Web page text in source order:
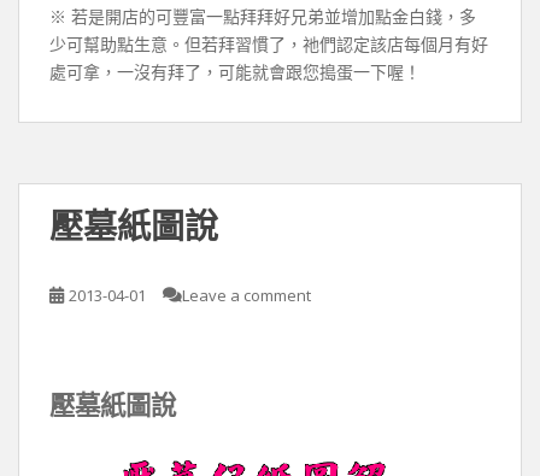
※ 若是開店的可豐富一點拜拜好兄弟並增加點金白錢，多
少可幫助點生意。但若拜習慣了，祂們認定該店每個月有好
處可拿，一沒有拜了，可能就會跟您搗蛋一下喔！
壓墓紙圖說
2013-04-01 Leave a comment
壓墓紙圖說